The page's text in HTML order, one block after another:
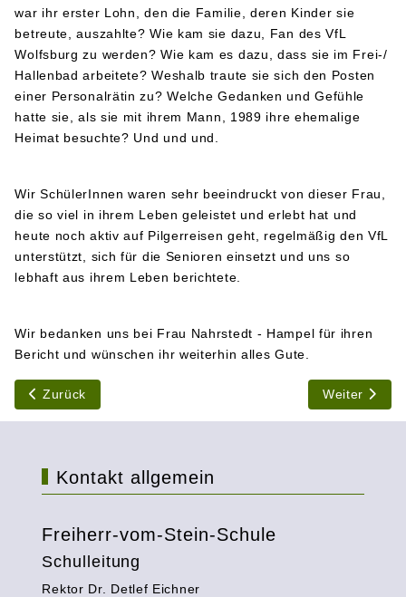
war ihr erster Lohn, den die Familie, deren Kinder sie
betreute, auszahlte? Wie kam sie dazu, Fan des VfL
Wolfsburg zu werden? Wie kam es dazu, dass sie im Frei-/
Hallenbad arbeitete? Weshalb traute sie sich den Posten
einer Personalrätin zu? Welche Gedanken und Gefühle
hatte sie, als sie mit ihrem Mann, 1989 ihre ehemalige
Heimat besuchte? Und und und.
Wir SchülerInnen waren sehr beeindruckt von dieser Frau,
die so viel in ihrem Leben geleistet und erlebt hat und
heute noch aktiv auf Pilgerreisen geht, regelmäßig den VfL
unterstützt, sich für die Senioren einsetzt und uns so
lebhaft aus ihrem Leben berichtete.
Wir bedanken uns bei Frau Nahrstedt - Hampel für ihren
Bericht und wünschen ihr weiterhin alles Gute.
Vorheriger Beitrag: Neue Hauptschule: Nevra Raymann
Zurück Nächster
Weiter
Kontakt allgemein
Freiherr-vom-Stein-Schule
Schulleitung
Rektor Dr. Detlef Eichner